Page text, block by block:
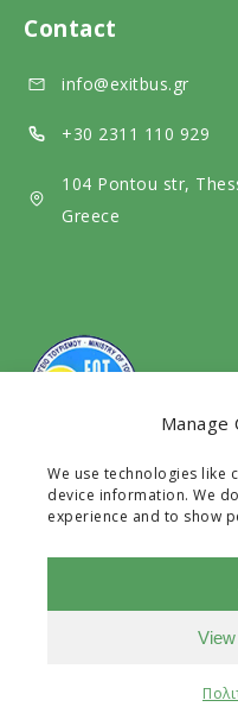
Manage
We use technologies like
device information. We
experience and to show
i
d
a
m
d
i
a
Contact
info@exitbus.gr
+30 2311 110 929
104 Pontou str,
Greece
The company Exit Travel
128531630000 is a legal
Website design and